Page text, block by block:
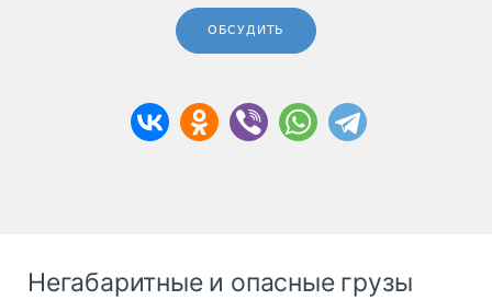
ОБСУДИТЬ
Негабаритные и опасные грузы